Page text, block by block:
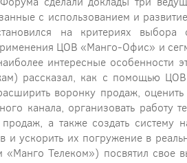
с использованием и
на критериях
ЦОВ «Манго-Офис» и
интересные особенности
рассказал, как с помощью
воронку продаж, оценить
канала, организовать работу
а также создать систему
и ускорить их погружение в
«Манго Телеком») посвятил свое